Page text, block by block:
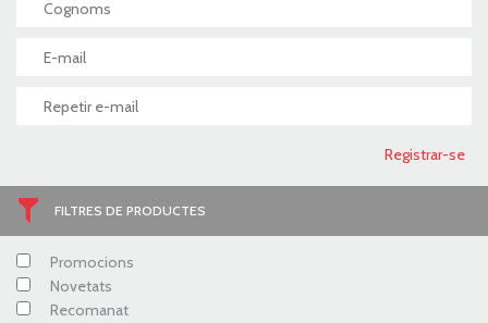
FILTRES DE PRODUCTES
Promocions
Novetats
Recomanat